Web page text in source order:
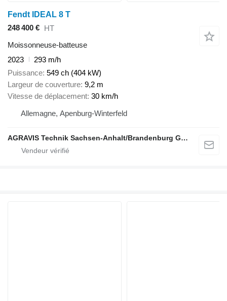
Fendt IDEAL 8 T
248 400 €
HT
Moissonneuse-batteuse
2023
293 m/h
Puissance 549 ch (404 kW)
Largeur de couverture 9,2 m
Vitesse de déplacement 30 km/h
Allemagne, Apenburg-Winterfeld
AGRAVIS Technik Sachsen-Anhalt/Brandenburg GmbH